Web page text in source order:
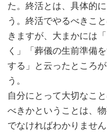
た。終活とは、具体的
う。終活でやるべきこ
きますが、大まかには
く」「葬儀の生前準備
する」と云ったところ
う。
自分にとって大切なこ
べきかということは、
でなければわかりませ